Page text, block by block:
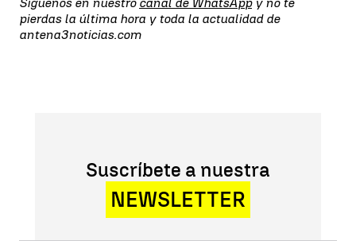
pierdas la última hora y toda la actualidad de
antena3noticias.com
Suscríbete a nuestra
NEWSLETTER